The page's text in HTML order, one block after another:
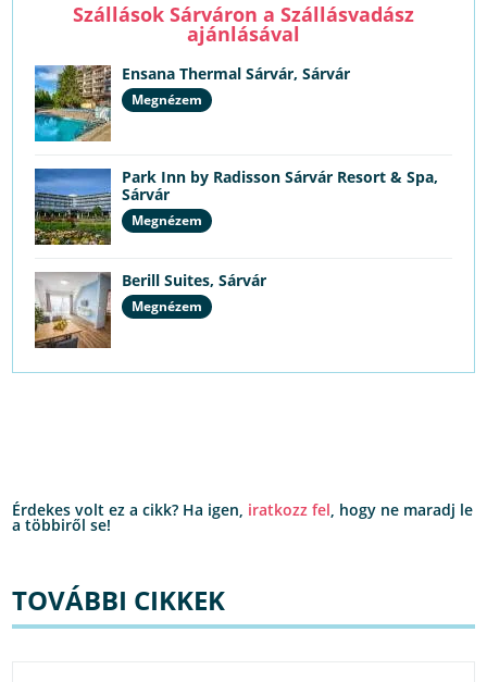
Szállások Sárváron a Szállásvadász
ajánlásával
Ensana Thermal Sárvár, Sárvár
Megnézem
Park Inn by Radisson Sárvár Resort & Spa,
Sárvár
Megnézem
Berill Suites, Sárvár
Megnézem
Érdekes volt ez a cikk? Ha igen, iratkozz fel, hogy ne maradj le
a többiről se!
TOVÁBBI CIKKEK